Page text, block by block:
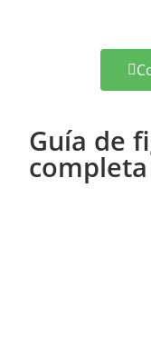
Guía de
completa